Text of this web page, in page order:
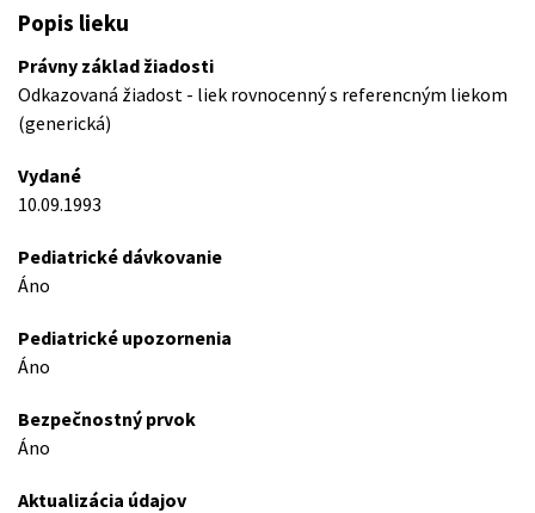
Popis lieku
Právny základ žiadosti
Odkazovaná žiadost - liek rovnocenný s referencným liekom
(generická)
Vydané
10.09.1993
Pediatrické dávkovanie
Áno
Pediatrické upozornenia
Áno
Bezpečnostný prvok
Áno
Aktualizácia údajov